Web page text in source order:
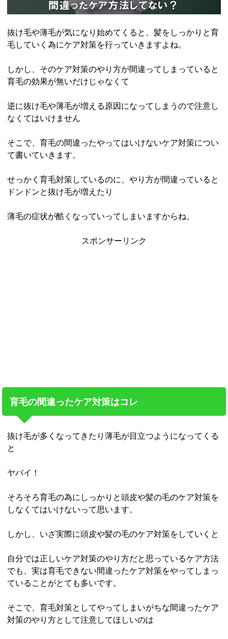
抜け毛や薄毛が気になり始めてくると、髪をしっかりと育
毛していく為にケア対策を行っていきますよね。
しかし、そのケア対策のやり方が間違ってしまっていると
育毛の効果が無いだけじゃなくて
逆に抜け毛や薄毛が増える原因になってしまうので注意し
なくてはいけません
そこで、育毛の間違ったやってはいけないケア対策につい
て書いていきます。
せっかく育毛対策しているのに、やり方が間違っていると
ドンドンと抜け毛が増えたり
薄毛の症状が酷くなっていってしまいますからね。
スポンサーリンク
育毛の間違ったケア対策はコレ
抜け毛が多くなってきたり薄毛が目立つようになってくる
と
ヤバイ！
そろそろ育毛の為にしっかりと頭皮や髪の毛のケア対策を
しなくてはいけないって思います。
しかし、いざ実際に頭皮や髪の毛のケア対策をしていくと
自分では正しいケア対策のやり方だと思っているケア方法
でも、実は育毛できない間違ったケア対策をやってしまっ
ていることがとても多いです。
そこで、育毛対策としてやってしまいがちな間違ったケア
対策のやり方として注意してほしいのは